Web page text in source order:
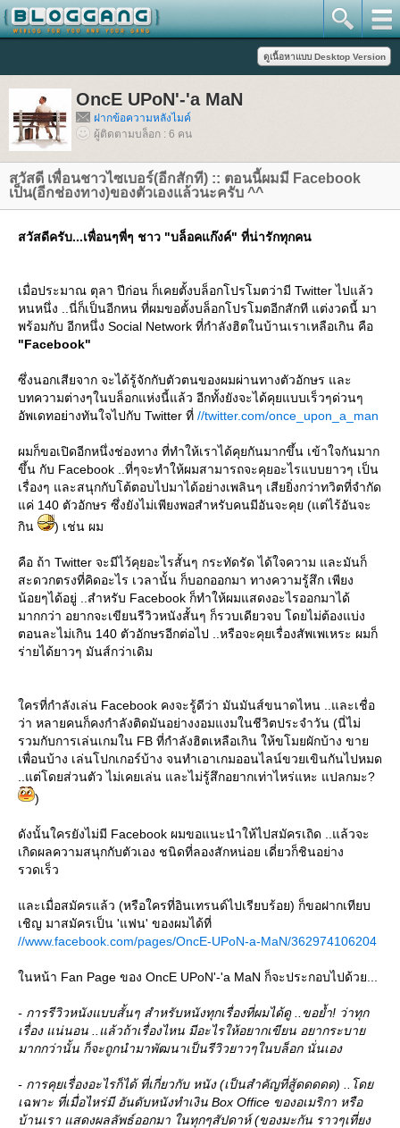
OncE UPoN'-'a MaN
ฝากข้อความหลังไมค์
ผู้ติดตามบล็อก : 6 คน
สวัสดี เพื่อนชาวไซเบอร์(อีกสักที) :: ตอนนี้ผมมี Facebook
เป็น(อีกช่องทาง)ของตัวเองแล้วนะครับ ^^
สวัสดีครับ...เพื่อนๆพี่ๆ ชาว "บล็อคแก๊งค์" ที่น่ารักทุกคน
เมื่อประมาณ ตุลา ปีก่อน ก็เคยตั้งบล็อกโปรโมตว่ามี Twitter ไปแล้ว
หนหนึ่ง ..นี่ก็เป็นอีกหน ที่ผมขอตั้งบล็อกโปรโมตอีกสักที แต่งวดนี้ มา
พร้อมกับ อีกหนึ่ง Social Network ที่กำลังฮิตในบ้านเราเหลือเกิน คือ
"Facebook"
ซึ่งนอกเสียจาก จะได้รู้จักกับตัวตนของผมผ่านทางตัวอักษร และ
บทความต่างๆในบล็อกแห่งนี้แล้ว อีกทั้งยังจะได้คุยแบบเร็วๆด่วนๆ
อัพเดทอย่างทันใจไปกับ Twitter ที่ //twitter.com/once_upon_a_man
ผมก็ขอเปิดอีกหนึ่งช่องทาง ที่ทำให้เราได้คุยกันมากขึ้น เข้าใจกันมาก
ขึ้น กับ Facebook ..ที่ๆจะทำให้ผมสามารถจะคุยอะไรแบบยาวๆ เป็น
เรื่องๆ และสนุกกับโต้ตอบไปมาได้อย่างเพลินๆ เสียยิ่งกว่าทวิตที่จำกัด
ค่ 140 ตัวอักษร ซึ่งยังไม่เพียงพอสำหรับคนมีอันจะคุย (แต่ไร้อันจะ
กิน
) เช่น ผม
คือ ถ้า Twitter จะมีไว้คุยอะไรสั้นๆ กระทัดรัด ได้ใจความ และมันก็
สะดวกตรงที่คิดอะไร เวลานั้น ก็บอกออกมา ทางความรู้สึก เพียง
น้อยๆได้อยู่ ..สำหรับ Facebook ก็ทำให้ผมแสดงอะไรออกมาได้
มากกว่า อยากจะเขียนรีวิวหนังสั้นๆ ก็รวบเดียวจบ โดยไม่ต้องแบ่ง
ตอนละไม่เกิน 140 ตัวอักษรอีกต่อไป ..หรือจะคุยเรื่องสัพเพเหระ ผมก็
ร่ายได้ยาวๆ มันส์กว่าเดิม
ครที่กำลังเล่น Facebook คงจะรู้ดีว่า มันมันส์ขนาดไหน ..และเชื่อ
ว่า หลายคนก็คงกำลังติดมันอย่างงอมแงมในชีวิตประจำวัน (นี่ไม่
รวมกับการเล่นเกมใน FB ที่กำลังฮิตเหลือเกิน ให้ขโมยผักบ้าง ขา
เพื่อนบ้าง เล่นโปกเกอร์บ้าง จนทำเอาเกมออนไลน์ขวยเขินกันไปหมด
..แต่โดยส่วนตัว ไม่เคยเล่น และไม่รู้สึกอยากเท่าไหร่แหะ แปลกมะ?
)
ดังนั้นใครยังไม่มี Facebook ผมขอแนะนำให้ไปสมัครเถิด ..แล้วจะ
เกิดผลความสนุกกับตัวเอง ชนิดที่ลองสักหน่อย เดี่ยวก็ชินอย่าง
รวดเร็ว
ละเมื่อสมัครแล้ว (หรือใครที่อินเทรนด์ไปเรียบร้อย) ก็ขอฝากเทียบ
เชิญ มาสมัครเป็น 'แฟน' ของผมได้ที่
//www.facebook.com/pages/OncE-UPoN-a-MaN/362974106204
นหน้า Fan Page ของ OncE UPoN'-'a MaN ก็จะประกอบไปด้วย...
- การรีวิวหนังแบบสั้นๆ สำหรับหนังทุกเรื่องที่ผมได้ดู ..ขอย้ำ! ว่าทุก
เรื่อง แน่นอน ..แล้วถ้าเรื่องไหน มีอะไรให้อยากเขียน อยากระบา
มากกว่านั้น ก็จะถูกนำมาพัฒนาเป็นรีวิวยาวๆในบล็อก นั่นเอง
- การคุยเรื่องอะไรก็ได้ ที่เกี่ยวกับ หนัง (เป็นสำคัญที่สู้ดดดดด) ..โด
เฉพาะ ที่เมื่อไหร่มี อันดับหนังทำเงิน Box Office ของอเมริกา หรือ
บ้านเรา แสดงผลลัพธ์ออกมา ในทุกๆสัปดาห์ (ของมะกัน ราวๆเที่ยง